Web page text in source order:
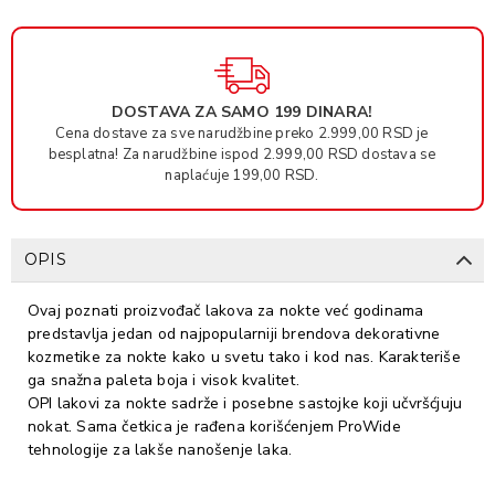
DOSTAVA ZA SAMO 199 DINARA!
Cena dostave za sve narudžbine preko 2.999,00 RSD je
besplatna! Za narudžbine ispod 2.999,00 RSD dostava se
naplaćuje 199,00 RSD.
OPIS
Ovaj poznati proizvođač lakova za nokte već godinama
predstavlja jedan od najpopularniji brendova dekorativne
kozmetike za nokte kako u svetu tako i kod nas. Karakteriše
ga snažna paleta boja i visok kvalitet.
OPI lakovi za nokte sadrže i posebne sastojke koji učvršćjuju
nokat. Sama četkica je rađena korišćenjem ProWide
tehnologije za lakše nanošenje laka.